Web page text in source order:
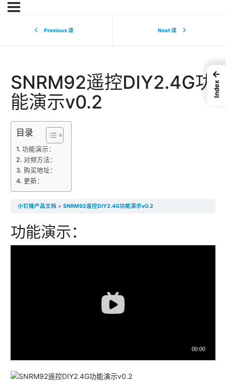
Previous 课 Next 课
SNRM92遥控DIY2.4G功
能演示v0.2
目录
功能演示：
对频方法：
购买地址：
更新：
小钉锤产品文档 SNRM92遥控DIY2.4G功能演示v0.2
功能演示：
←
Index